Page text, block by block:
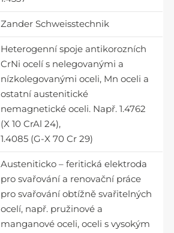
Zander Schweisstechnik
Heterogenní spoje antikorozních
CrNi ocelí s nelegovanými a
nízkolegovanými oceli, Mn oceli a
ostatní austenitické
nemagnetické oceli. Např. 1.4762
(X 10 CrAl 24),
1.4085 (G-X 70 Cr 29)
Austeniticko – feritická elektroda
pro svařování a renovační práce
pro svařování obtížně svařitelných
ocelí, např. pružinové a
manganové oceli, oceli s vysokým